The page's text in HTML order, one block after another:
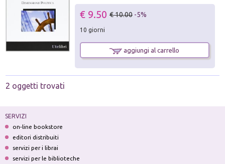
€ 9.50 € 10.00 -5%
10 giorni
aggiungi al carrello
2 oggetti trovati
SERVIZI
on-line bookstore
editori distribuiti
servizi per i librai
servizi per le biblioteche